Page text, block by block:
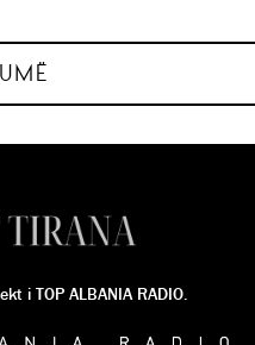
i TOP ALBANIA RADIO.